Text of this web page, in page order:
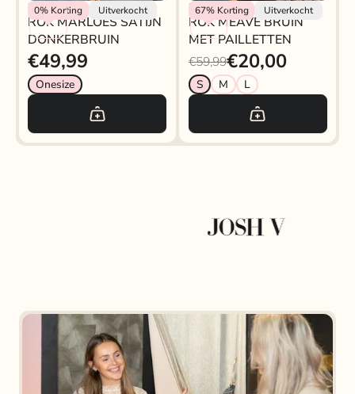
0% Korting Uitverkocht
Rokjeklokje
ROK MARLOES SATIJN
DONKERBRUIN
€49,99
Onesize
67%Korting Uitverkocht
Rokjeklokje
ROK MEAVE BRUIN
MET PAILLETTEN
€59,99€20,00
S M L